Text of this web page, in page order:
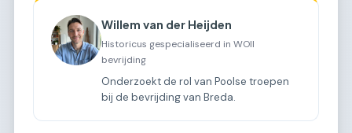
Willem van der Heijden
Historicus gespecialiseerd in WOII
bevrijding
Onderzoekt de rol van Poolse troepen
bij de bevrijding van Breda.